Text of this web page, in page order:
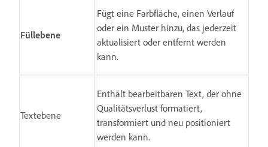
Füllebene
Fügt eine Farbfläche, einen Verlauf
oder ein Muster hinzu, das jederzeit
aktualisiert oder entfernt werden
kann.
Textebene
Enthält bearbeitbaren Text, der ohne
Qualitätsverlust formatiert,
transformiert und neu positioniert
werden kann.